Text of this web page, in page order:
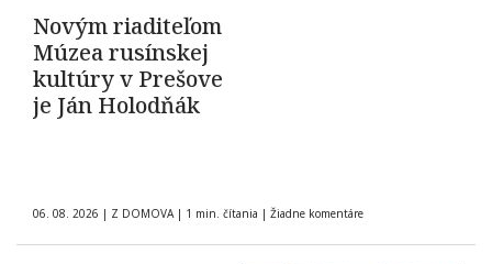
Novým riaditeľom
Múzea rusínskej
kultúry v Prešove
je Ján Holodňák
06. 08. 2026 | Z DOMOVA | 1 min. čítania | Žiadne komentáre